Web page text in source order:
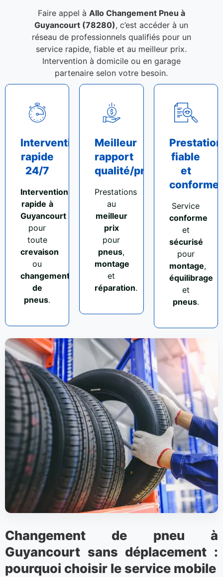
Faire appel à Allo Changement Pneu à
Guyancourt (78280), c’est accéder à un
réseau de professionnels qualifiés pour un
service rapide, fiable et au meilleur prix.
Intervention à domicile ou en garage
partenaire selon votre besoin.
Intervention
rapide
24/7
Intervention
rapide à
Guyancourt
pour
toute
crevaison
ou
changement
de
pneus.
Meilleur
rapport
qualité/prix
Prestations
au
meilleur
prix
pour
pneus,
montage
et
réparation.
Prestation
fiable
et
conforme
Service
conforme
et
sécurisé
pour
montage,
équilibrage
et
pneus.
Changement de pneu à
Guyancourt sans déplacement :
pourquoi choisir le service mobile